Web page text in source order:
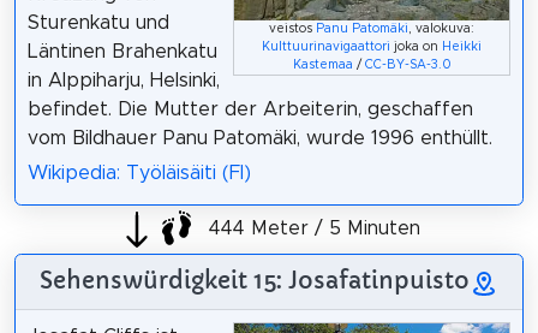
veistos Panu Patomäki , valokuva:
Kulttuurinavigaattori joka on Heikki
Kastemaa / CC-BY-SA-3.0
Sturenkatu und
Läntinen Brahenkatu
in Alppiharju, Helsinki,
befindet. Die Mutter der Arbeiterin, geschaffen
vom Bildhauer Panu Patomäki, wurde 1996 enthüllt.
Wikipedia: Työläisäiti (FI)
444 Meter / 5 Minuten
Sehenswürdigkeit 15: Josafatinpuisto